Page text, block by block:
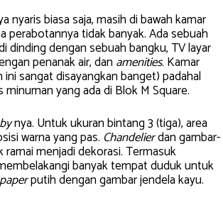
nyaris biasa saja, masih di bawah kamar
perabotannya tidak banyak. Ada sebuah
dinding dengan sebuah bangku, TV layar
penanak air, dan amenities. Kamar
ini sangat disayangkan banget) padahal
yang ada di Blok M Square.
nya. Untuk ukuran bintang 3 (tiga), area
warna yang pas. Chandelierdan gambar-
menjadi dekorasi. Termasuk
banyak tempat duduk untuk
putih dengan gambar jendela kayu.